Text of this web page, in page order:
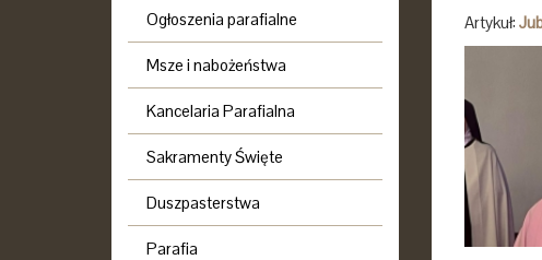
Ogłoszenia parafialne
Msze i nabożeństwa
Kancelaria Parafialna
Sakramenty Święte
Duszpasterstwa
Parafia
Artykuł: